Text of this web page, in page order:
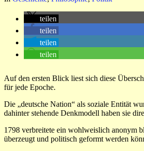
teilen
teilen
teilen
teilen
Auf den ersten Blick liest sich diese
für jede Epoche.
Die „deutsche Nation“ als soziale Entität
dahinter stehende Denkmodell haben sie
1798 verbreitete ein wohlweislich anonym
überzeugt und politisch geformt werden